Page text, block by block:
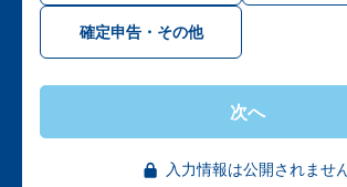
確定申告・その他
次へ
入力情報は公開されませ